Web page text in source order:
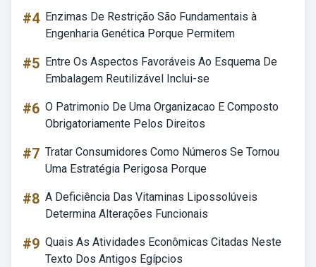
#4 Enzimas De Restrição São Fundamentais à
Engenharia Genética Porque Permitem
#5 Entre Os Aspectos Favoráveis Ao Esquema De
Embalagem Reutilizável Inclui-se
#6 O Patrimonio De Uma Organizacao E Composto
Obrigatoriamente Pelos Direitos
#7 Tratar Consumidores Como Números Se Tornou
Uma Estratégia Perigosa Porque
#8 A Deficiência Das Vitaminas Lipossolúveis
Determina Alterações Funcionais
#9 Quais As Atividades Econômicas Citadas Neste
Texto Dos Antigos Egípcios